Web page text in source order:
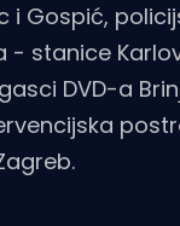
i Gospić,
- stanice
DVD-a